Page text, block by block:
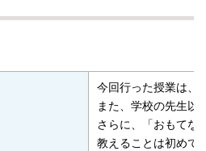
今回行った授業は、
また、学校の先生
さらに、「おもてな
教えることは初めて